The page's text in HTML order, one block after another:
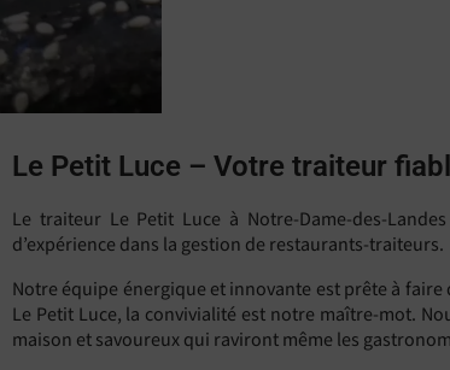
Le Petit Luce – Votre traiteur
Le traiteur Le Petit Luce à Notre-Dame-des-
d’expérience dans la gestion de restaurants-traiteurs.
Notre équipe énergique et innovante est prête à
Le Petit Luce, la convivialité est notre maître-mot.
maison et savoureux qui raviront même les